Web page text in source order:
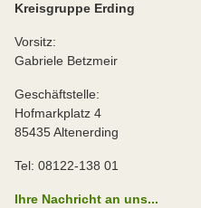
Kreisgruppe Erding
Vorsitz:
Gabriele Betzmeir
Geschäftstelle:
Hofmarkplatz 4
85435 Altenerding
Tel: 08122-138 01
Ihre Nachricht an uns...